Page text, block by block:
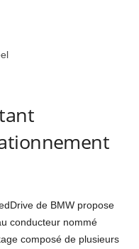
de BMW propose
conducteur nommé
composé de plusieurs